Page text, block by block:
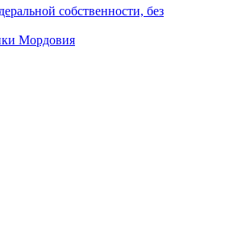
собственности, без
Мордовия